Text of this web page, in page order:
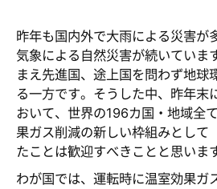
昨年も国内外で大雨による災害が
気象による自然災害が続いていま
まえ先進国、途上国を問わず地球
る一方です。そうした中、昨年末
おいて、世界の196カ国・地域全
果ガス削減の新しい枠組みとして
たことは歓迎すべきことと思いま
わが国では、運転時に温室効果ガ